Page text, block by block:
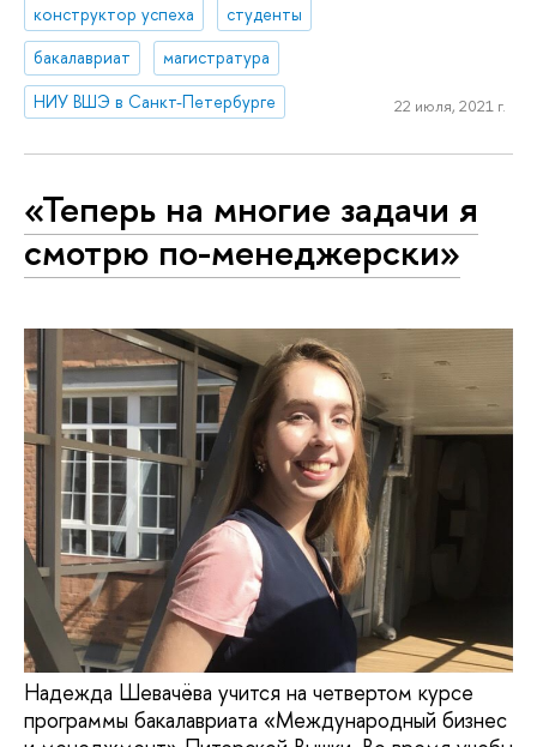
конструктор успеха
студенты
бакалавриат
магистратура
НИУ ВШЭ в Санкт-Петербурге
22 июля, 2021 г.
«Теперь на многие задачи я
смотрю по-менеджерски»
Надежда Шевачёва учится на четвертом курсе
программы бакалавриата «Международный бизнес